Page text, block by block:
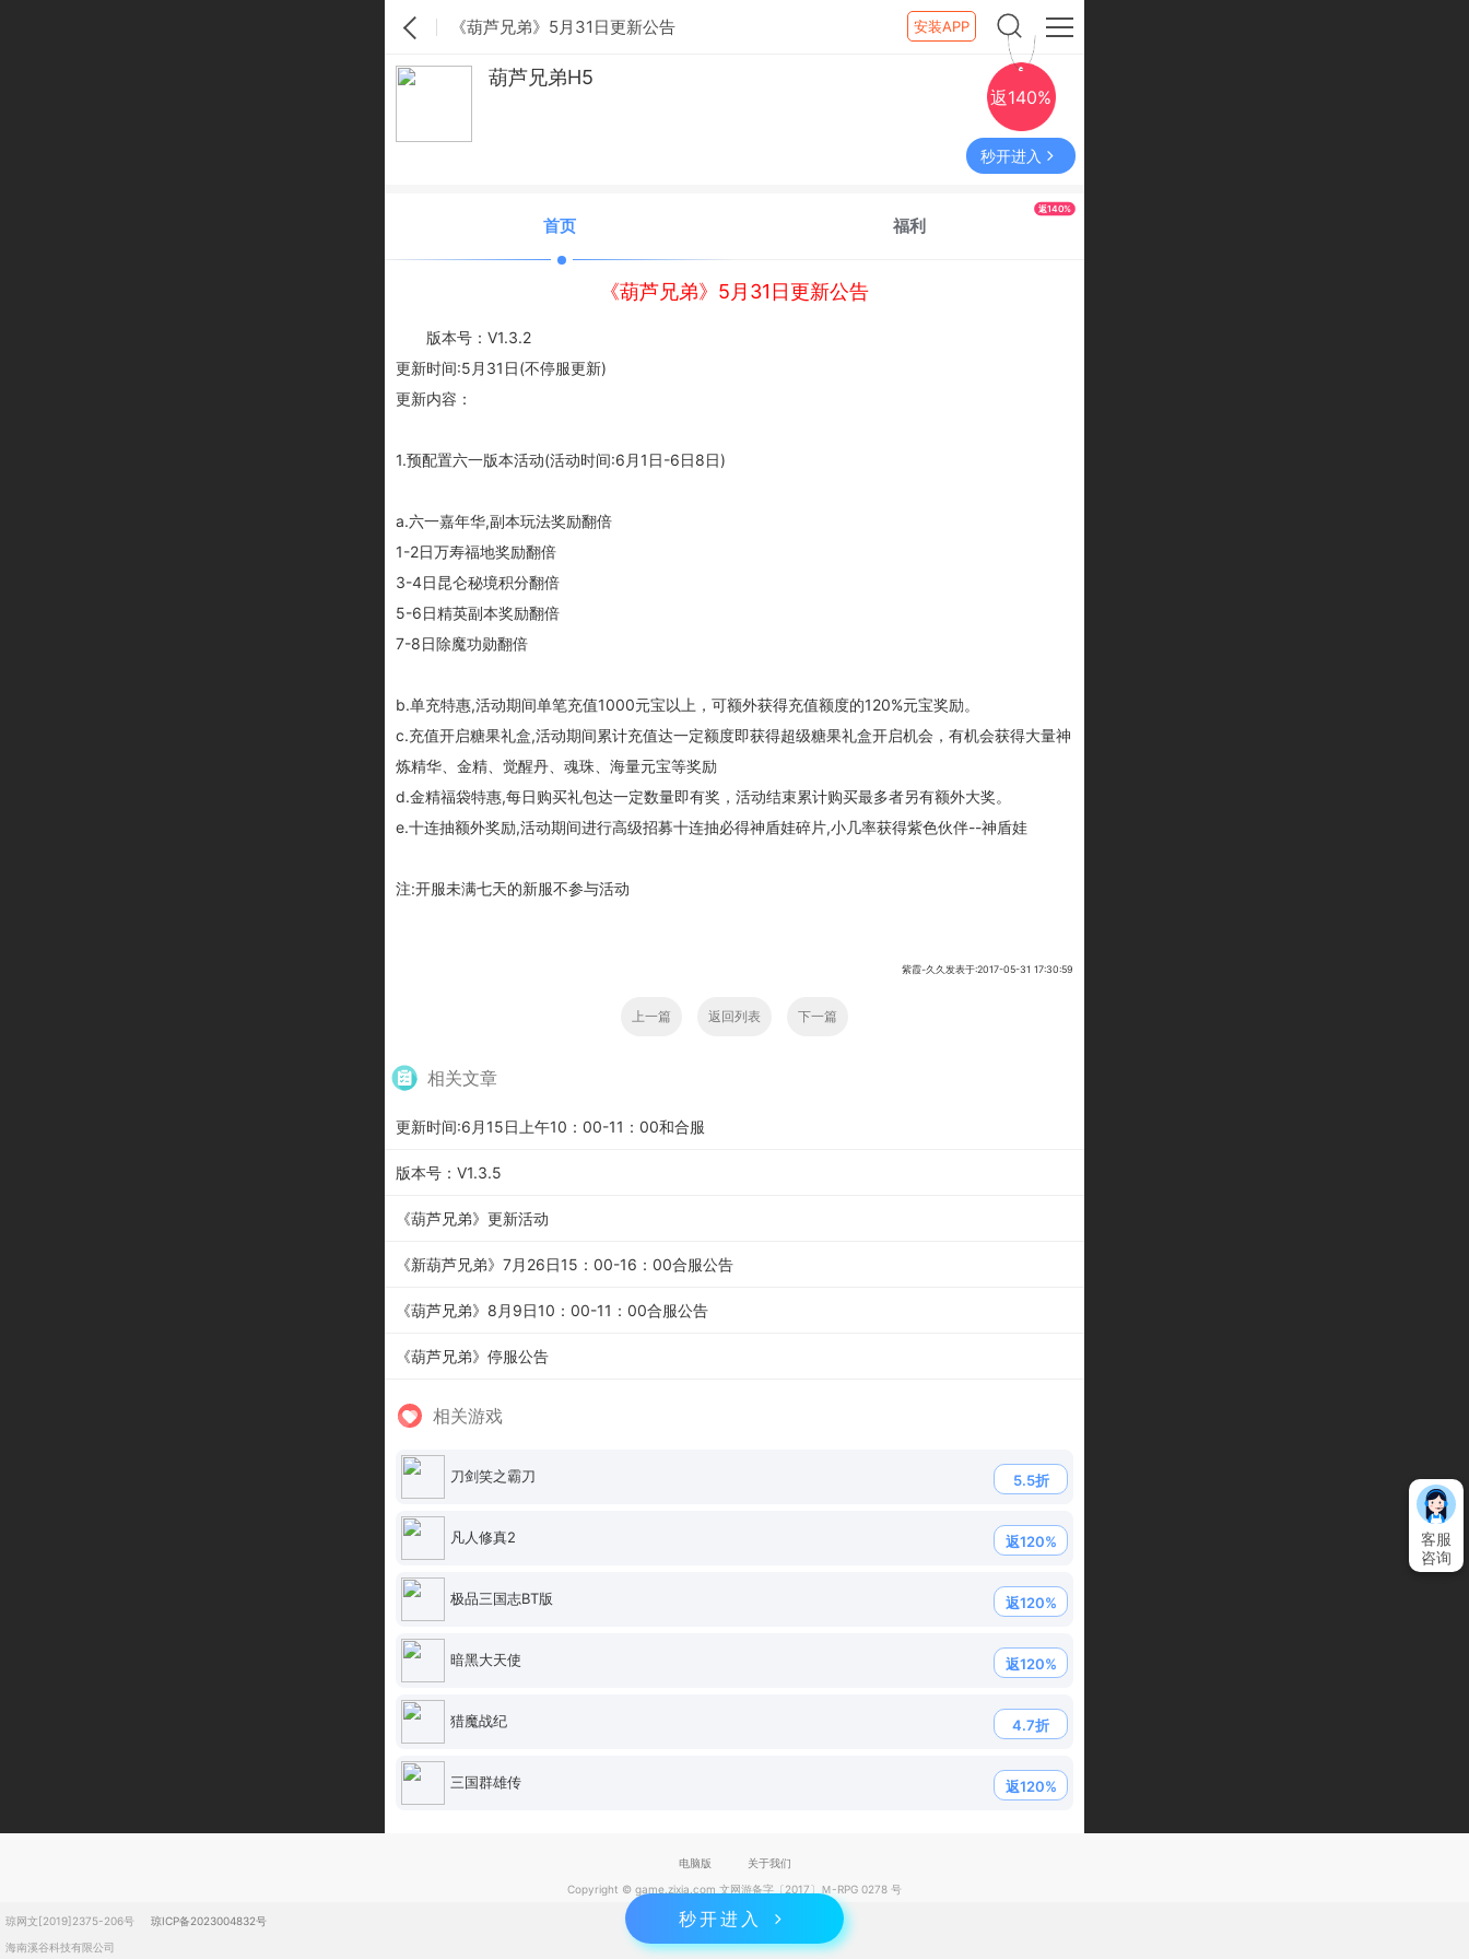
《葫芦兄弟》5月31日更新公告 安装APP
葫芦兄弟H5
返140%
秒开进入
首页 福利
返140%
《葫芦兄弟》5月31日更新公告
版本号：V1.3.2
更新时间:5月31日(不停服更新)
更新内容：
1.预配置六一版本活动(活动时间:6月1日-6日8日)
a.六一嘉年华,副本玩法奖励翻倍
1-2日万寿福地奖励翻倍
3-4日昆仑秘境积分翻倍
5-6日精英副本奖励翻倍
7-8日除魔功勋翻倍
b.单充特惠,活动期间单笔充值1000元宝以上，可额外获得充值额度的120%元宝奖励。
c.充值开启糖果礼盒,活动期间累计充值达一定额度即获得超级糖果礼盒开启机会，有机会获得大量神
炼精华、金精、觉醒丹、魂珠、海量元宝等奖励
d.金精福袋特惠,每日购买礼包达一定数量即有奖，活动结束累计购买最多者另有额外大奖。
e.十连抽额外奖励,活动期间进行高级招募十连抽必得神盾娃碎片,小几率获得紫色伙伴--神盾娃
注:开服未满七天的新服不参与活动
紫霞-久久发表于:2017-05-31 17:30:59
上一篇 返回列表 下一篇
相关文章
更新时间:6月15日上午10：00-11：00和合服
版本号：V1.3.5
《葫芦兄弟》更新活动
《新葫芦兄弟》7月26日15：00-16：00合服公告
《葫芦兄弟》8月9日10：00-11：00合服公告
《葫芦兄弟》停服公告
相关游戏
刀剑笑之霸刀 5.5折
凡人修真2 返120%
极品三国志BT版 返120%
暗黑大天使 返120%
猎魔战纪 4.7折
三国群雄传 返120%
秒开进入
客服
咨询
电脑版
关于我们
Copyright © game.zixia.com 文网游备字〔2017〕Ｍ-RPG 0278 号
琼网文[2019]2375-206号
琼ICP备2023004832号
海南溪谷科技有限公司